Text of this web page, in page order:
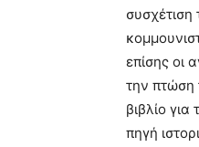
συσχέτιση
επίσης οι
την πτώση
βιβλίο
πηγή